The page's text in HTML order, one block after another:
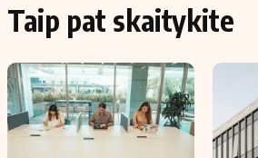
Taip pat skaitykite